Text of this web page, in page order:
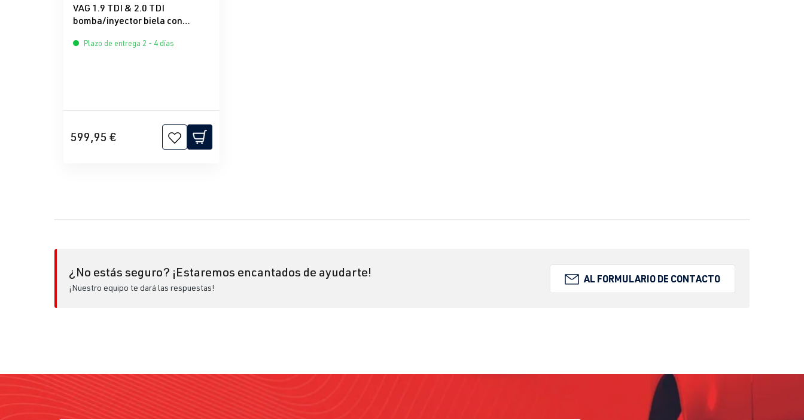
VAG 1.9 TDI & 2.0 TDI
bomba/inyector biela con
Plazo de entrega 2 - 4 días
599,95 €
¿No estás seguro? ¡Estaremos encantados de ayudarte!
¡Nuestro equipo te dará las respuestas!
AL FORMULARIO DE CONTACTO